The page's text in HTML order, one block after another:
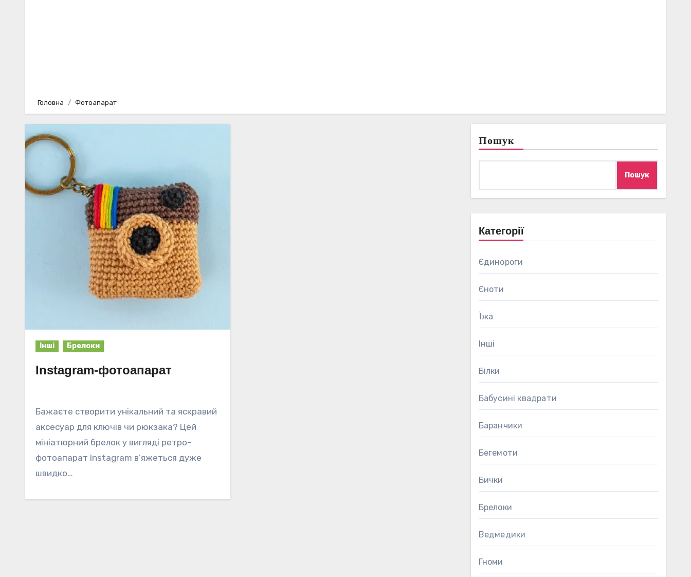
Головна Фотоапарат
Інші Брелоки
Instagram-фотоапарат
Бажаєте створити унікальний та яскравий
аксесуар для ключів чи рюкзака? Цей
мініатюрний брелок у вигляді ретро-
фотоапарат Instagram в’яжеться дуже
швидко…
Пошук
Пошук
Категорії
Єдинороги
Єноти
Їжа
Інші
Білки
Бабусині квадрати
Баранчики
Бегемоти
Бички
Брелоки
Ведмедики
Гноми